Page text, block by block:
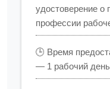
удостоверение
профессии
🕒 Время
— 1 рабочий день